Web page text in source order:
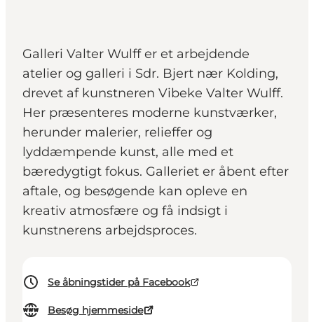
Galleri Valter Wulff er et arbejdende
atelier og galleri i Sdr. Bjert nær Kolding,
drevet af kunstneren Vibeke Valter Wulff.
Her præsenteres moderne kunstværker,
herunder malerier, relieffer og
lyddæmpende kunst, alle med et
bæredygtigt fokus. Galleriet er åbent efter
aftale, og besøgende kan opleve en
kreativ atmosfære og få indsigt i
kunstnerens arbejdsproces.
Se åbningstider på Facebook
Besøg hjemmeside